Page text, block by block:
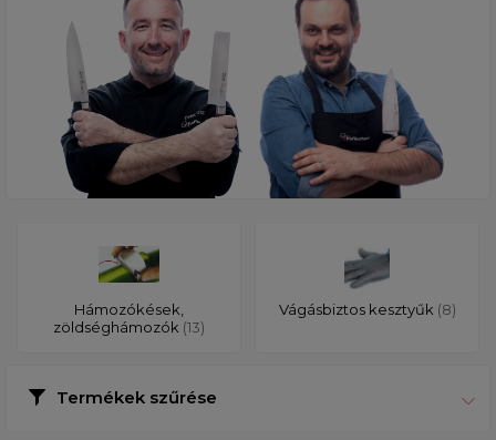
Hámozókések,
zöldséghámozók (13)
Vágásbiztos kesztyűk (8)
Termékek szűrése